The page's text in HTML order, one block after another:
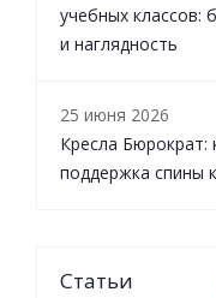
учебных классов:
и наглядность
25 июня 2026
Кресла
поддержка спины
Статьи